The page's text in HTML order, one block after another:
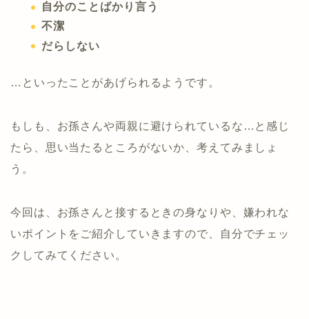
自分のことばかり言う
不潔
だらしない
…といったことがあげられるようです。
もしも、お孫さんや両親に避けられているな…と感じ
たら、思い当たるところがないか、考えてみましょ
う。
今回は、お孫さんと接するときの身なりや、嫌われな
いポイントをご紹介していきますので、自分でチェッ
クしてみてください。